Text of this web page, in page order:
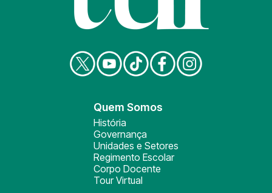
Quem Somos
História
Governança
Unidades e Setores
Regimento Escolar
Corpo Docente
Tour Virtual